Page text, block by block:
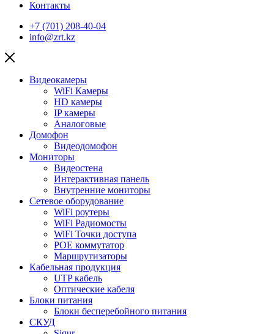
Контакты
+7 (701) 208-40-04
info@zrt.kz
Видеокамеры
WiFi Камеры
HD камеры
IP камеры
Аналоговые
Домофон
Видеодомофон
Мониторы
Видеостена
Интерактивная панель
Внутренние мониторы
Сетевое оборудование
WiFi роутеры
WiFi Радиомосты
WiFi Точки доступа
POE коммутатор
Маршрутизаторы
Кабельная продукция
UTP кабель
Оптические кабеля
Блоки питания
Блоки бесперебойного питания
СКУД